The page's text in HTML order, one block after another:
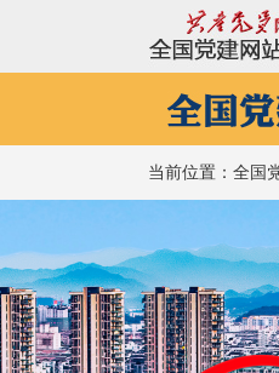
当前位置：全国